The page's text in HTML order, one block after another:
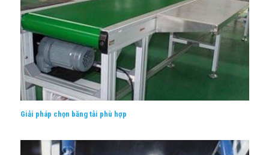
Giải pháp chọn băng tải phù hợp